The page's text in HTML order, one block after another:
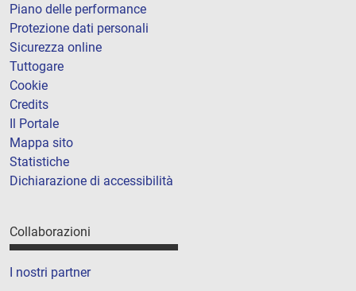
Piano delle performance
Protezione dati personali
Sicurezza online
Tuttogare
Cookie
Credits
Il Portale
Mappa sito
Statistiche
Dichiarazione di accessibilità
Collaborazioni
I nostri partner